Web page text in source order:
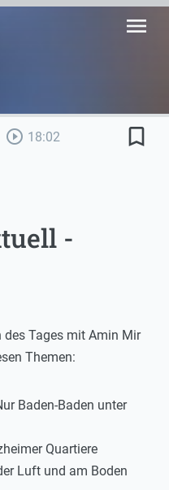
menu
play_circle_outline 18:02 bookmark_border
-
des Tages mit Amin Mir
Themen:
Baden-Baden unter
Quartiere
Luft und am Boden